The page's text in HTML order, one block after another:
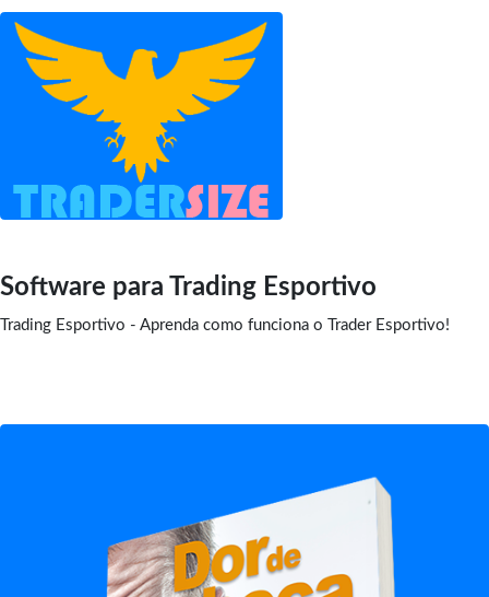
Software para Trading Esportivo
Trading Esportivo - Aprenda como funciona o Trader Esportivo!